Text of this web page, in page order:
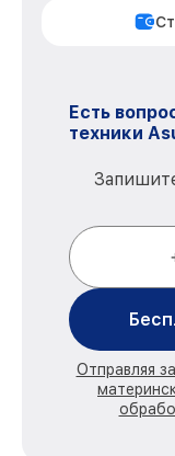
Есть
техники
Отправляя